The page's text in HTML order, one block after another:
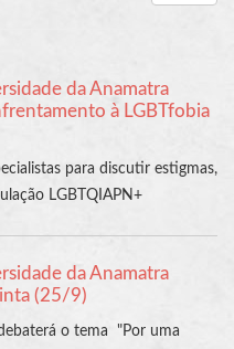
da Anamatra
à LGBTfobia
para discutir estigmas,
LGBTQIAPN+
da Anamatra
(25/9)
o tema "Por uma